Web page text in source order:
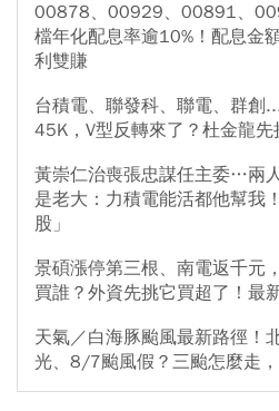
00878、00929、00891、
檔年化配息率逾10%！配息金
利雙賺
台積電、聯發科、聯電、群創
45K，V型反轉來了？杜金龍先
黃崇仁治喪張忠謀任主委…兩
是老大：力積電能活都他幫我
股」
景碩漲停第三根、南電返千元
買誰？外資先挑它買超了！最
天氣／白海豚颱風最新路徑！
光、8/7颱風假？三颱怎麼走